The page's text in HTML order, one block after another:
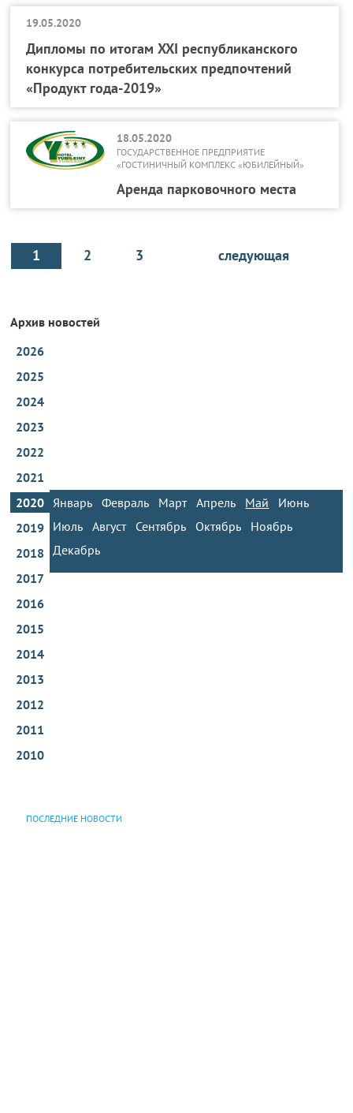
19.05.2020
Дипломы по итогам XXI республиканского
конкурса потребительских предпочтений
«Продукт года-2019»
18.05.2020
ГОСУДАРСТВЕННОЕ ПРЕДПРИЯТИЕ
«ГОСТИНИЧНЫЙ КОМПЛЕКС «ЮБИЛЕЙНЫЙ»
Аренда парковочного места
1 2 3 следующая
Архив новостей
2026
2025
2024
2023
2022
2021
2020 Январь Февраль Март Апрель Май
Июнь
Июль
Август Сентябрь Октябрь
Ноябрь
Декабрь
2019
2018
2017
2016
2015
2014
2013
2012
2011
2010
ПОСЛЕДНИЕ НОВОСТИ